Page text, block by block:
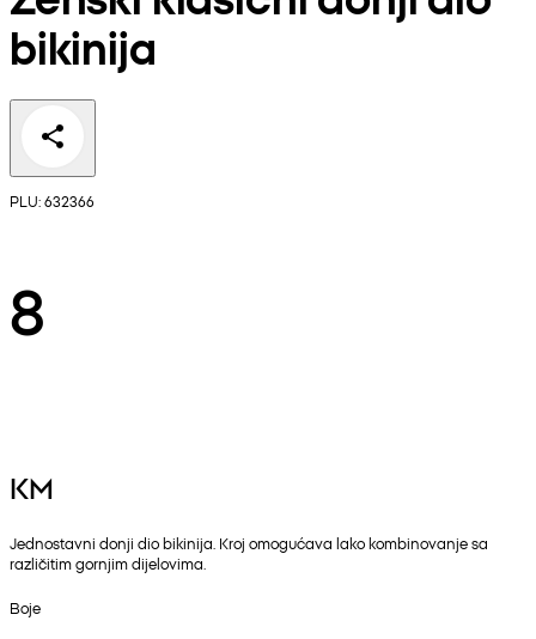
bikinija
PLU: 632366
8
KM
Jednostavni donji dio bikinija. Kroj omogućava lako kombinovanje sa
različitim gornjim dijelovima.
Boje